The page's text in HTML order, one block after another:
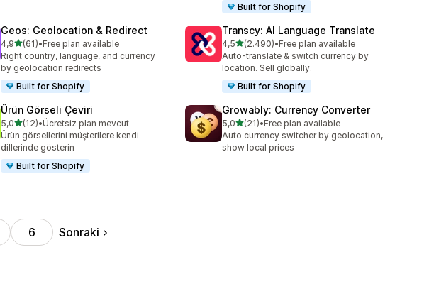
Built for Shopify
Geos: Geolocation & Redirect
4,95 yıldız üzerinden
(61)
toplam 61 değerlendirme
•Free plan available
Right country, language, and currency
by geolocation redirects
Built for Shopify
Transcy: AI Language Translate
4,55 yıldız üzerinden
(2.490)
toplam 2490 değerlendirme
•Free plan available
Auto-translate & switch currency by
location. Sell globally.
Built for Shopify
Ürün Görseli Çeviri
5,05 yıldız üzerinden
(12)
toplam 12 değerlendirme
•Ücretsiz plan mevcut
Ürün görsellerini müşterilere kendi
dillerinde gösterin
Built for Shopify
Growably: Currency Converter
5,05 yıldız üzerinden
(21)
toplam 21 değerlendirme
•Free plan available
Auto currency switcher by geolocation,
show local prices
6 Sonraki